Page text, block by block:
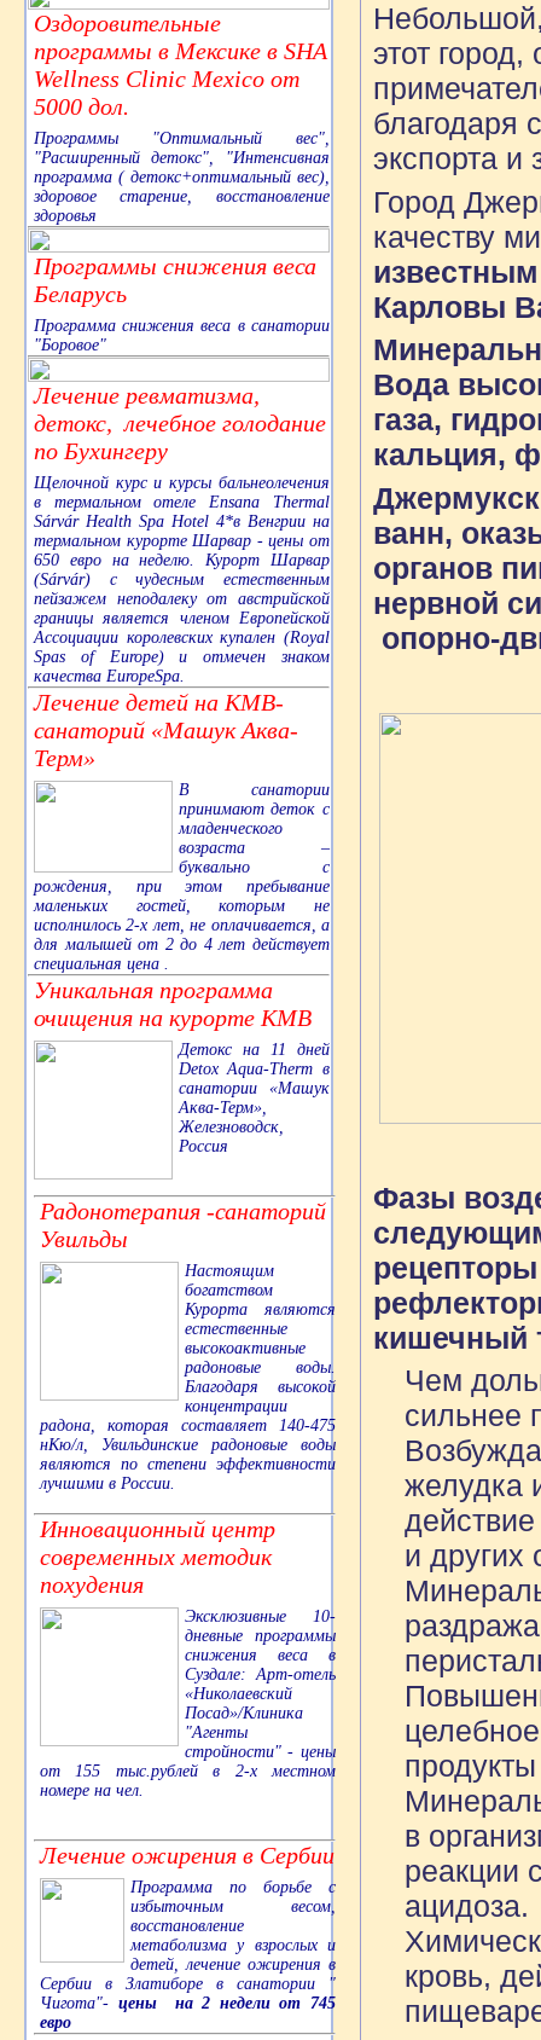
Оздоровительные
программы в Мексике в SHA
Wellness Clinic Mexico от
5000 дол.
Программы "Оптимальный вес",
"Расширенный детокс", "Интенсивная
программа ( детокс+оптимальный вес),
здоровое старение, восстановление
здоровья
Программы снижения веса
Беларусь
Программа снижения веса в санатории
"Боровое"
Лечение ревматизма,
детокс, лечебное голодание
по Бухингеру
Щелочной курс и курсы бальнеолечения
в термальном отеле Ensana Thermal
Sárvár Health Spa Hotel 4*в Венгрии на
термальном курорте Шарвар - цены от
650 евро на неделю. Курорт Шарвар
(Sárvár) с чудесным естественным
пейзажем неподалеку от австрийской
границы является членом Европейской
Ассоциации королевских купален (Royal
Spas of Europe) и отмечен знаком
качества EuropeSpa.
Лечение детей на КМВ-
санаторий «Машук Аква-
Терм»
В санатории
принимают деток с
младенческого
возраста –
буквально с
рождения, при этом пребывание
маленьких гостей, которым не
исполнилось 2-х лет, не оплачивается, а
для малышей от 2 до 4 лет действует
специальная цена .
Уникальная программа
очищения на курорте КМВ
Детокс на 11 дней
Detox Aqua-Therm в
санатории «Машук
Аква-Терм»,
Железноводск,
Россия
Радонотерапия -санаторий
Увильды
Настоящим
богатством
Курорта являются
естественные
высокоактивные
радоновые воды.
Благодаря высокой
концентрации
радона, которая составляет 140-475
нКю/л, Увильдинские радоновые воды
являются по степени эффективности
лучшими в России.
Инновационный центр
современных методик
похудения
Эксклюзивные 10-
дневные программы
снижения веса в
Суздале: Арт-отель
«Николаевский
Посад»/Клиника
"Агенты
стройности" - цены
от 155 тыс.рублей в 2-х местном
номере на чел.
Лечение ожирения в Сербии
Программа по борьбе с
избыточным весом,
восстановление
метаболизма у взрослых и
детей, лечение ожирения в
Сербии в Златиборе в санатории "
Чигота"- цены на 2 недели от 745
евро
этот
благодаря
экспорта и
Город
качеству
Карловы
Вода
газа,
кальция,
ванн,
органов
нервной
опорно-
Фазы
кишечный
Чем
сильнее
желудка
и других
в
реакции
ацидоза.
кровь,